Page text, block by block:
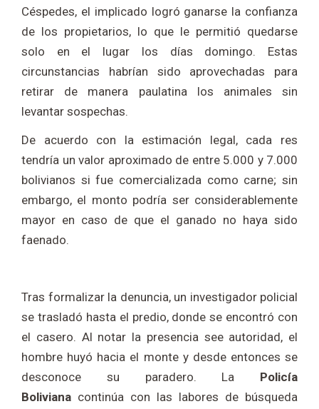
Céspedes, el implicado logró ganarse la confianza
de los propietarios, lo que le permitió quedarse
solo en el lugar los días domingo. Estas
circunstancias habrían sido aprovechadas para
retirar de manera paulatina los animales sin
levantar sospechas.
De acuerdo con la estimación legal, cada res
tendría un valor aproximado de entre 5.000 y 7.000
bolivianos si fue comercializada como carne; sin
embargo, el monto podría ser considerablemente
mayor en caso de que el ganado no haya sido
faenado.
Tras formalizar la denuncia, un investigador policial
se trasladó hasta el predio, donde se encontró con
el casero. Al notar la presencia see autoridad, el
hombre huyó hacia el monte y desde entonces se
desconoce su paradero. La Policía
Boliviana continúa con las labores de búsqueda